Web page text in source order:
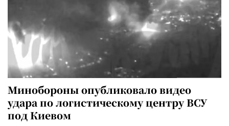
Минобороны опубликовало видео
удара по логистическому центру ВСУ
под Киевом